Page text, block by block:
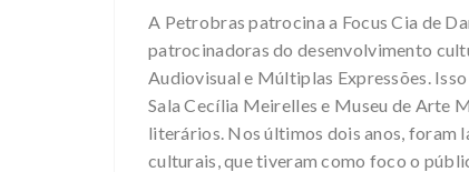
A Petrobras patrocina a Focus Cia de
patrocinadoras do desenvolvimento
Audiovisual e Múltiplas Expressões.
Sala Cecília Meirelles e Museu de Arte
literários. Nos últimos dois anos, foram
culturais, que tiveram como foco o